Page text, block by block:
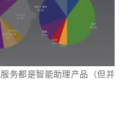
务都是智能助理产品（但并